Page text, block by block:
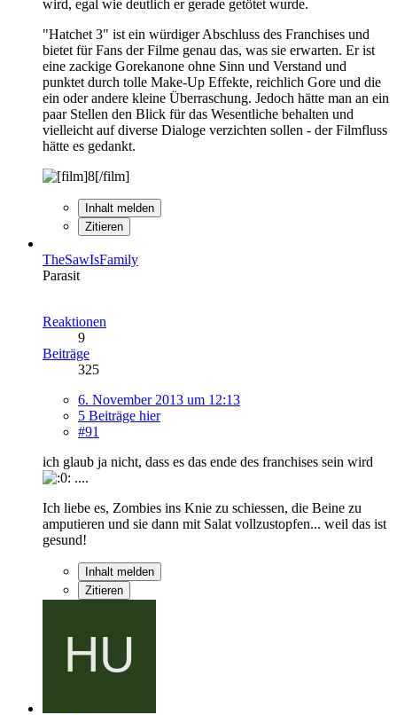
wird, egal wie deutlich er gerade getötet wurde.
"Hatchet 3" ist ein würdiger Abschluss des Franchises und
bietet für Fans der Filme genau das, was sie erwarten. Er ist
eine zackige Gorekanone ohne Sinn und Verstand und
punktet durch tolle Make-Up Effekte, reichlich Gore und die
ein oder andere kleine Überraschung. Jedoch hätte man an ein
paar Stellen den Blick für das Wesentliche behalten und
vielleicht auf diverse Dialoge verzichten sollen - der Filmfluss
hätte es gedankt.
Inhalt melden
Zitieren
TheSawIsFamily
Parasit
Reaktionen
9
Beiträge
325
6. November 2013 um 12:13
5 Beiträge hier
#91
ich glaub ja nicht, dass es das ende des franchises sein wird
....
Ich liebe es, Zombies ins Knie zu schiessen, die Beine zu
amputieren und sie dann mit Salat vollzustopfen... weil das ist
gesund!
Inhalt melden
Zitieren